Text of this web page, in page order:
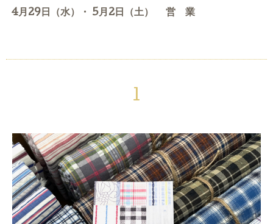
4月29日（水）・ 5月2日（土） 営 業
1